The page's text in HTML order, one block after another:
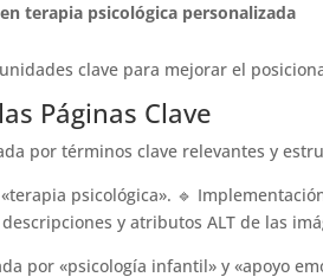
terapia psicológica personalizada
clave para mejorar el
Páginas Clave
por términos clave relevantes y
psicológica». 🔹
y atributos ALT de las
por «psicología infantil» y «apoyo